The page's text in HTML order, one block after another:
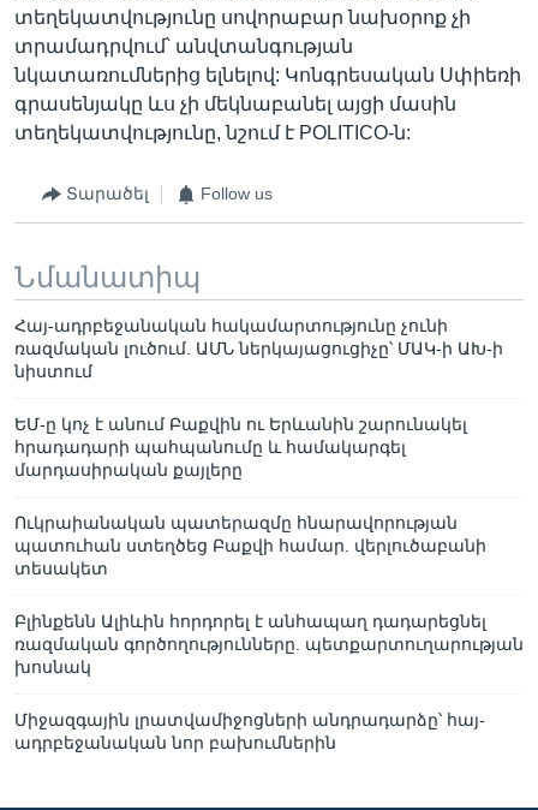
տեղեկատվությունը սովորաբար նախօրոք չի
տրամադրվում՝ անվտանգության
նկատառումներից ելնելով: Կոնգրեսական Սփիեռի
գրասենյակը ևս չի մեկնաբանել այցի մասին
տեղեկատվությունը, նշում է POLITICO-ն:
Տարածել Follow us
Նմանատիպ
Հայ-ադրբեջանական հակամարտությունը չունի
ռազմական լուծում. ԱՄՆ ներկայացուցիչը՝ ՄԱԿ-ի ԱԽ-ի
նիստում
ԵՄ-ը կոչ է անում Բաքվին ու Երևանին շարունակել
հրադադարի պահպանումը և համակարգել
մարդասիրական քայլերը
Ուկրաիանական պատերազմը հնարավորության
պատուհան ստեղծեց Բաքվի համար. վերլուծաբանի
տեսակետ
Բլինքենն Ալիևին հորդորել է անհապաղ դադարեցնել
ռազմական գործողությունները. պետքարտուղարության
խոսնակ
Միջազգային լրատվամիջոցների անդրադարձը՝ հայ-
ադրբեջանական նոր բախումներին